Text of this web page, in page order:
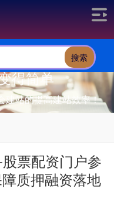
搜索
得简单
建站的提高建站效率！
票配资门户参
质押融资落地